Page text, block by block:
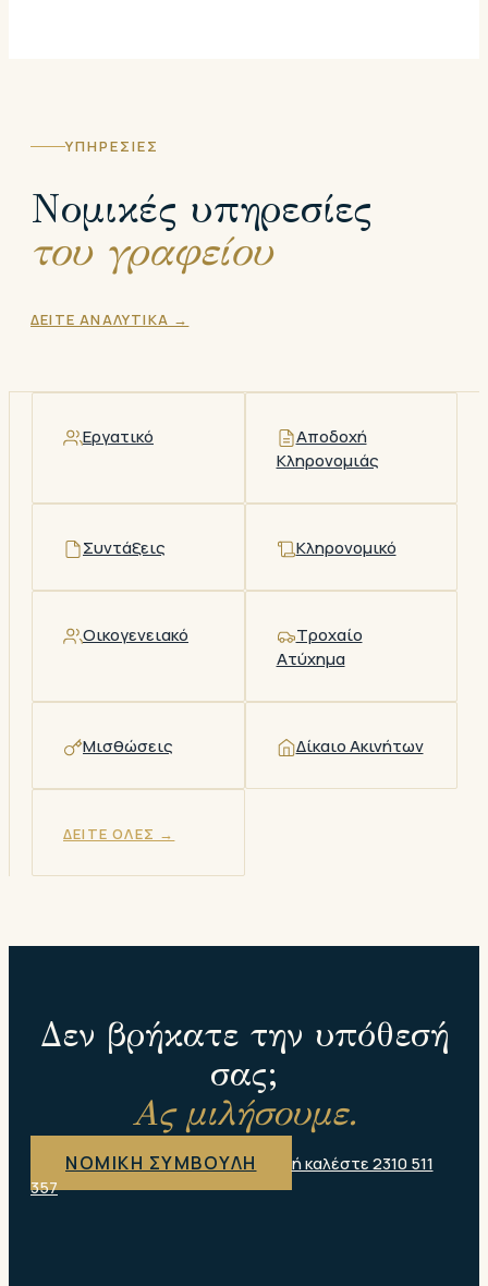
ΥΠΗΡΕΣΙΕΣ
Νομικές υπηρεσίες
του γραφείου
ΔΕΙΤΕ ΑΝΑΛΥΤΙΚΑ →
Εργατικό
Αποδοχή
Κληρονομιάς
Συντάξεις Κληρονομικό
Οικογενειακό
Τροχαίο
Ατύχημα
Μισθώσεις Δίκαιο Ακινήτων
ΔΕΙΤΕ ΟΛΕΣ →
Δεν βρήκατε την υπόθεσή
σας;
Ας μιλήσουμε.
ΝΟΜΙΚΗ ΣΥΜΒΟΥΛΗ
ή καλέστε 2310 511
357